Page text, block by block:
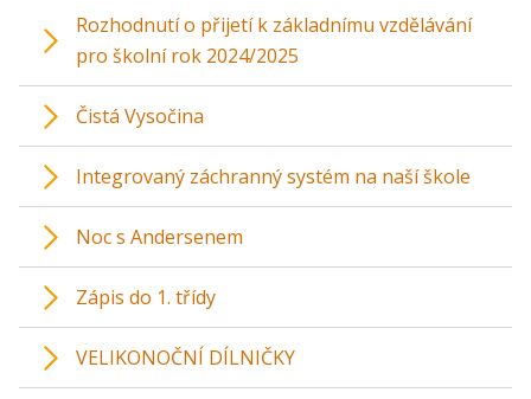
Rozhodnutí o přijetí k základnímu vzdělávání
pro školní rok 2024/2025
Čistá Vysočina
Integrovaný záchranný systém na naší škole
Noc s Andersenem
Zápis do 1. třídy
VELIKONOČNÍ DÍLNIČKY